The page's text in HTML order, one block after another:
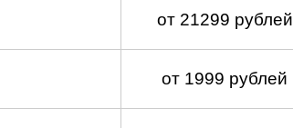
от 21299 рублей
от 1999 рублей